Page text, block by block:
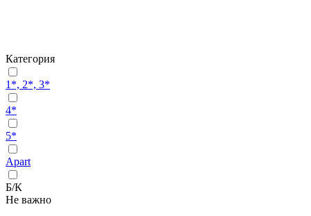
Категория
1*, 2*, 3*
4*
5*
Apart
Б/К
Не важно